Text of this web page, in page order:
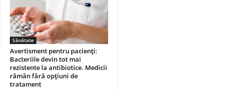
Sănătate
Avertisment pentru pacienți:
Bacteriile devin tot mai
rezistente la antibiotice. Medicii
rămân fără opțiuni de
tratament